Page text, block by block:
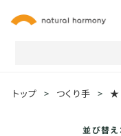
トップ > つくり手 > ★
並び替え：